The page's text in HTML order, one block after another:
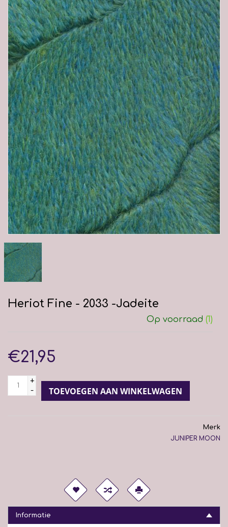
Heriot Fine - 2033 -Jadeite
Op voorraad (1)
€21,95
+
-
TOEVOEGEN AAN WINKELWAGEN
Merk
JUNIPER MOON
Informatie